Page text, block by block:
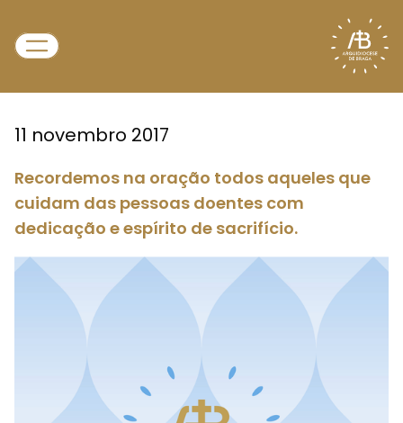
11 novembro 2017
Recordemos na oração todos aqueles que
cuidam das pessoas doentes com
dedicação e espírito de sacrifício.